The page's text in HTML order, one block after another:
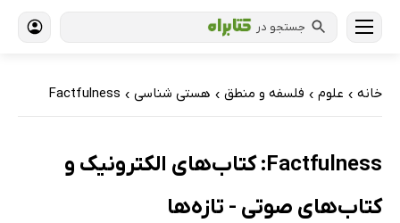
جستجو در
خانه › علوم › فلسفه و منطق › هستی شناسی ›
Factfulness
Factfulness: کتاب‌های الکترونیک و
کتاب‌های صوتی - تازه‌ها